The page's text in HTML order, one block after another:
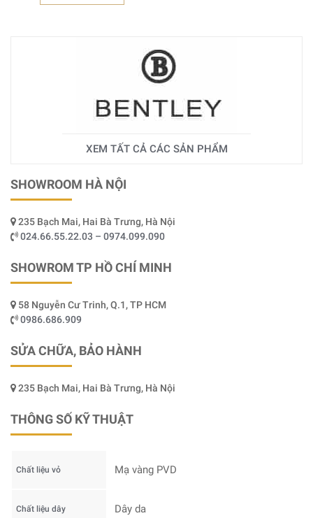
XEM TẤT CẢ CÁC SẢN PHẨM
SHOWROOM HÀ NỘI
235 Bạch Mai, Hai Bà Trưng, Hà Nội
024.66.55.22.03 – 0974.099.090
SHOWROM TP HỒ CHÍ MINH
58 Nguyễn Cư Trinh, Q.1, TP HCM
0986.686.909
SỬA CHỮA, BẢO HÀNH
235 Bạch Mai, Hai Bà Trưng, Hà Nội
THÔNG SỐ KỸ THUẬT
Chất liệu vỏ Mạ vàng PVD
Chất liệu dây Dây da